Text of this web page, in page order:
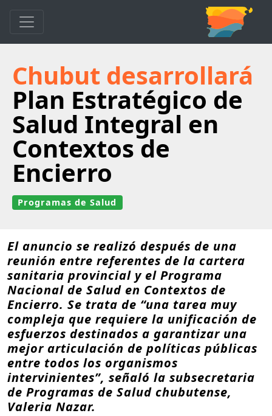
Chubut desarrollará
Plan Estratégico de
Salud Integral en
Contextos de
Encierro
Programas de Salud
El anuncio se realizó después de una
reunión entre referentes de la cartera
sanitaria provincial y el Programa
Nacional de Salud en Contextos de
Encierro. Se trata de “una tarea muy
compleja que requiere la unificación de
esfuerzos destinados a garantizar una
mejor articulación de políticas públicas
entre todos los organismos
intervinientes”, señaló la subsecretaria
de Programas de Salud chubutense,
Valeria Nazar.